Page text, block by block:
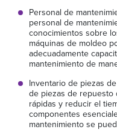
Personal de
personal de
conocimientos sobre
máquinas de moldeo
adecuadamente
mantenimiento de
Inventario de piezas
de piezas de repuesto
rápidas y reducir el
componentes
mantenimiento se